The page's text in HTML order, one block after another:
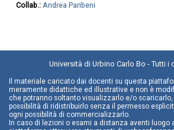
Collab.:Andrea Paribeni
Università di Urbino Carlo Bo - Tutti i
Il materiale caricato dai docenti su questa
meramente didattiche ed illustrative e non è
che potranno soltanto visualizzarlo e/o
possibilità di ridistribuirlo senza il permesso
ogni possibilità di commercializzarlo.
In caso di lezioni o esami a distanza aventi luogo